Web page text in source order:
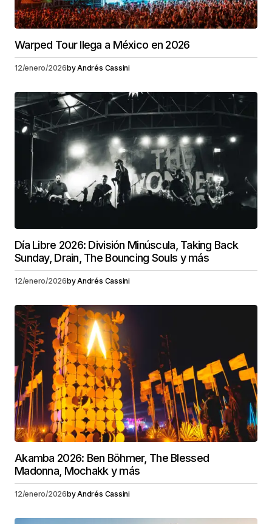
Warped Tour llega a México en 2026
12/enero/2026byAndrés Cassini
Día Libre 2026: División Minúscula, Taking Back
Sunday, Drain, The Bouncing Souls y más
12/enero/2026byAndrés Cassini
Akamba 2026: Ben Böhmer, The Blessed
Madonna, Mochakk y más
12/enero/2026byAndrés Cassini